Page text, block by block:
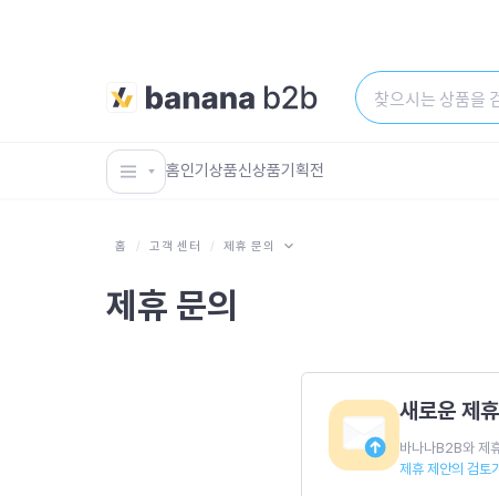
홈인기상품신상품기획전
홈 / 고객 센터 / 제휴 문의
제휴 문의
새로운 제
바나나B2B와 제
제휴 제안의 검토